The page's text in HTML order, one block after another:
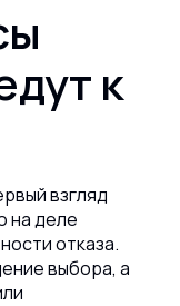
к
взгляд
на деле
отказа.
выбора, а